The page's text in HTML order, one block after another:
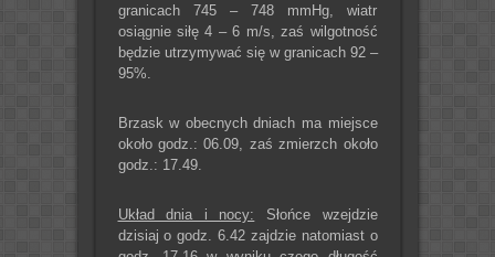
granicach 745 – 748 mmHg, wiatr
osiągnie siłę 4 – 6 m/s, zaś wilgotność
będzie utrzymywać się w granicach 92 –
95%.
Brzask w obecnych dniach ma miejsce
około godz.: 06.09, zaś zmierzch około
godz.: 17.49.
Układ dnia i nocy: Słońce wzejdzie
dzisiaj o godz. 6.42 zajdzie natomiast o